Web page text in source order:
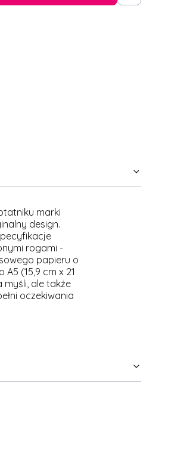
marki
design.
rogami -
papieru o
(15,9 cm x 21
ale także
oczekiwania